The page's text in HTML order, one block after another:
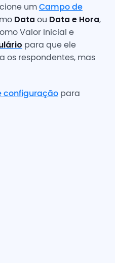
umCampo de
Data ou Data e Hora,
Valor Inicial e
para que ele
os respondentes, mas
configuraçãopara